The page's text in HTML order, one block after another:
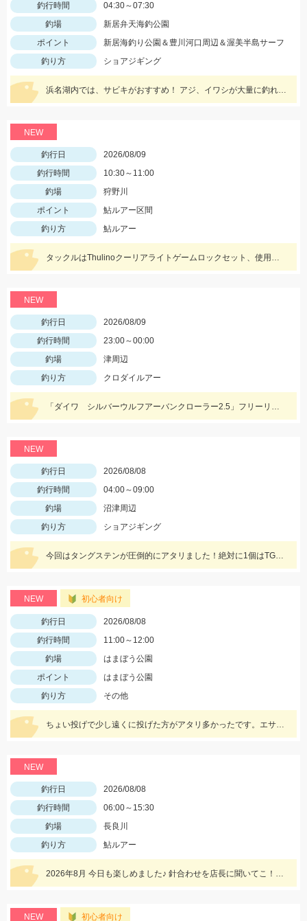
釣行時間
04:30～07:30
釣場
新居弁天海釣公園
ポイント
新居海釣り公園＆豊川河口周辺＆渥美半島サーフ
釣り方
ショアジギング
浜名湖内では、サビキがおすすめ！ アジ、イワシが大量に釣れてますよ。 豊川周辺では、ハゼが入れ喰い状態！ 渥美半島側では、マゴチ、ヒラメ、青物 などターゲットが多数回遊中！
NEW
釣行日
2026/08/09
釣行時間
10:30～11:00
釣場
狩野川
ポイント
鮎ルアー区間
釣り方
鮎ルアー
タックルはThulinoクーリアライトゲームロックセット、使用ルアーはアイマ祈晴(キハル)MD75F。20cm超え多くハリ飛ばされました。
NEW
釣行日
2026/08/09
釣行時間
23:00～00:00
釣場
津周辺
釣り方
クロダイルアー
「ダイワ シルバーウルフアーバンクローラー2.5」フリーリグでヒット！
NEW
釣行日
2026/08/08
釣行時間
04:00～09:00
釣場
沼津周辺
釣り方
ショアジギング
今回はタングステンが圧倒的にアタリました！絶対に1個はTG系のジグを持って行きましょう！駿河湾全域で青物絶好調です！
NEW 初心者向け
釣行日
2026/08/08
釣行時間
11:00～12:00
釣場
はまぼう公園
ポイント
はまぼう公園
釣り方
その他
ちょい投げで少し遠くに投げた方がアタリ多かったです。エサは初心者の方は『ゴールド』が針に刺しやすくオススメ♪ハゼはまだ小振りサイズなので、針は６号。ハゼ釣りのシーズンはこれからですよ～♪
NEW
釣行日
2026/08/08
釣行時間
06:00～15:30
釣場
長良川
釣り方
鮎ルアー
2026年8月 今日も楽しめました♪ 針合わせを店長に聞いてこ！伝授お願いします！
NEW 初心者向け